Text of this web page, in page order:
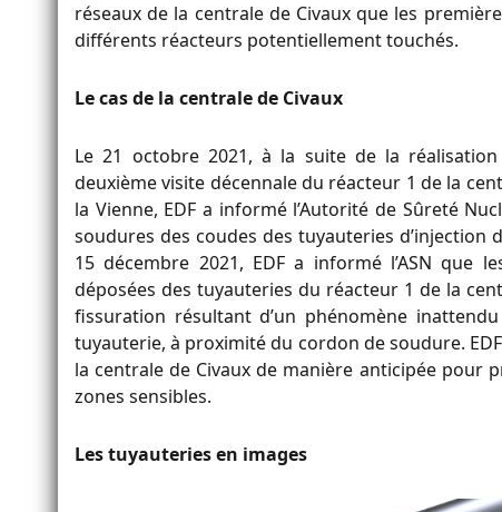
réseaux de la centrale de Civaux que les
différents réacteurs potentiellement touchés.
Le cas de la centrale de Civaux
Le 21 octobre 2021, à la suite de la
deuxième visite décennale du réacteur 1 de la
la Vienne, EDF a informé l’Autorité de Sûreté
soudures des coudes des tuyauteries
15 décembre 2021, EDF a informé l’ASN que
déposées des tuyauteries du réacteur 1 de la
fissuration résultant d’un phénomène
tuyauterie, à proximité du cordon de soudure.
la centrale de Civaux de manière anticipée pour
zones sensibles.
Les tuyauteries en images